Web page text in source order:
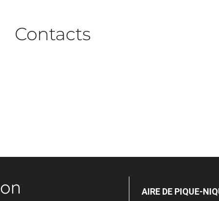
Contacts
AIRE DE PIQUE-